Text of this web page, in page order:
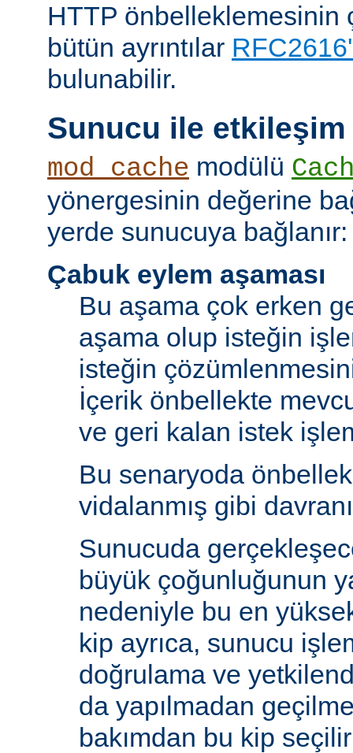
HTTP önbelleklemesinin
bütün ayrıntılar
bulunabilir.
Sunucu ile etkileşim
mod_cache modülü
yönergesinin değerine
yerde sunucuya bağlanır:
Çabuk eylem aşaması
Bu aşama çok erken
aşama olup isteğin
isteğin
İçerik önbellekte
ve geri kalan istek
Bu senaryoda
vidalanmış gibi
Sunucuda
büyük çoğunluğunun
nedeniyle bu en
kip ayrıca, sunucu
doğrulama ve
da yapılmadan
bakımdan bu kip